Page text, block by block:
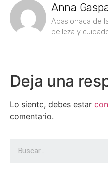
Anna
Apasionada de
belleza y
Deja una
Lo siento, debes estar
comentario.